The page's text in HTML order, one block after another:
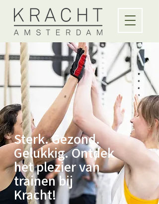
Sterk. Gezond.
Gelukkig. Ontdek
het plezier van
trainen bij
Kracht!